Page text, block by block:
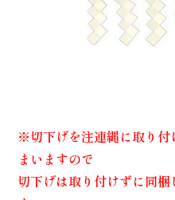
※切下げを注連縄に取り付
まいますので
切下げは取り付けずに同